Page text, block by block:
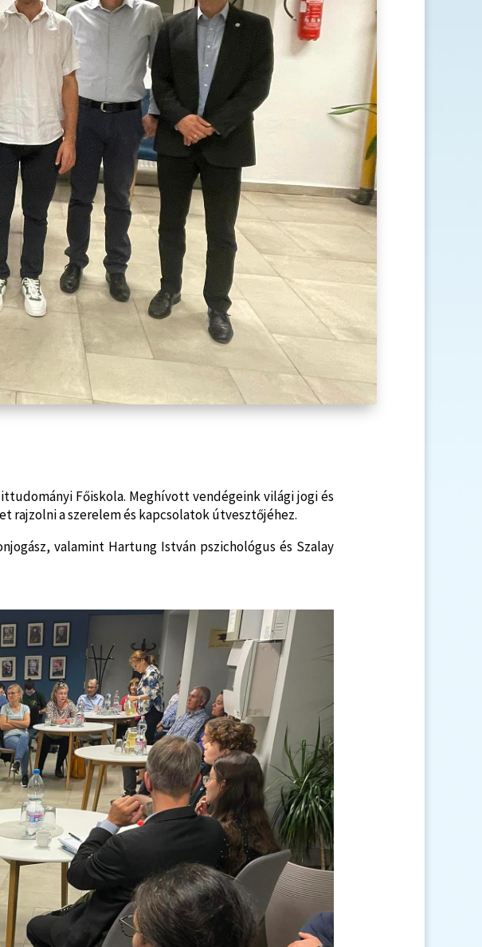
Főiskola. Meghívott vendégeink világi jogi és
rajzolni a szerelem és kapcsolatok útvesztőjéhez.
valamint Hartung István pszichológus és Szalay